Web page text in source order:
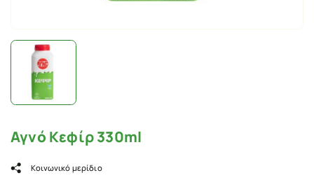
Αγνό Κεφίρ 330ml
Κοινωνικό μερίδιο